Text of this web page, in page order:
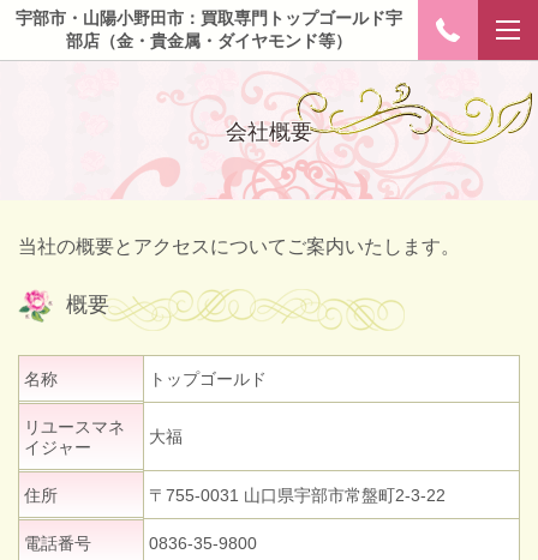
宇部市・山陽小野田市：買取専門トップゴールド宇
部店（金・貴金属・ダイヤモンド等）
会社概要
当社の概要とアクセスについてご案内いたします。
概要
名称 トップゴールド
リユースマネ
イジャー
大福
住所 〒755-0031 山口県宇部市常盤町2-3-22
電話番号 0836-35-9800